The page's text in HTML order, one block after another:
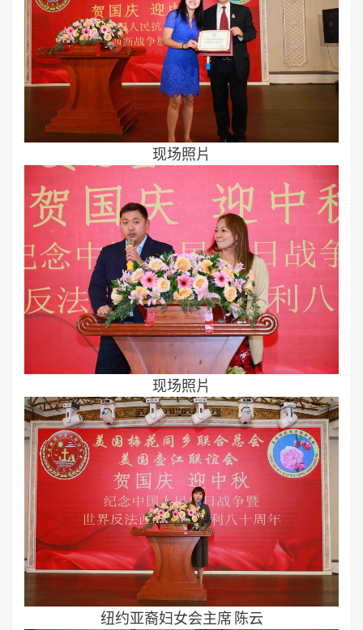
现场照片
现场照片
纽约亚裔妇女会主席 陈云